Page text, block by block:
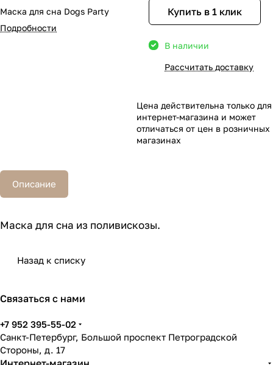
Маска для сна Dogs Party
Подробности
Купить в 1 клик
В наличии
Рассчитать доставку
Цена действительна только для
интернет-магазина и может
отличаться от цен в розничных
магазинах
Описание
Маска для сна из поливискозы.
Назад к списку
Связаться с нами
+7 952 395-55-02
Санкт-Петербург, Большой проспект Петроградской
Стороны, д. 17